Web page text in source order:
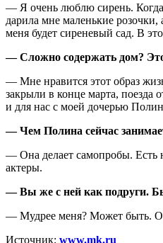
— Я очень люблю сирень. Когда
дарила мне маленькие
меня будет сиреневый сад. В
— Сложно содержать дом?
— Мне нравится этот образ
закрыли в конце марта, поезда
и для нас с моей дочерью
— Чем Полина сейчас
— Она делает самопробы. Есть
актеры.
— Вы же с ней как подруги.
— Мудрее меня? Может быть.
Источник: www.mk.ru